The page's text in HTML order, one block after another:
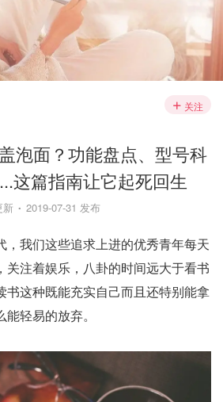
关注
泡面？功能盘点、型号科
这篇指南让它起死回生
新 2019-07-31 发布
，我们这些追求上进的优秀青年每天
关注着娱乐，八卦的时间远大于看书
书这种既能充实自己而且还特别能拿
轻易的放弃。